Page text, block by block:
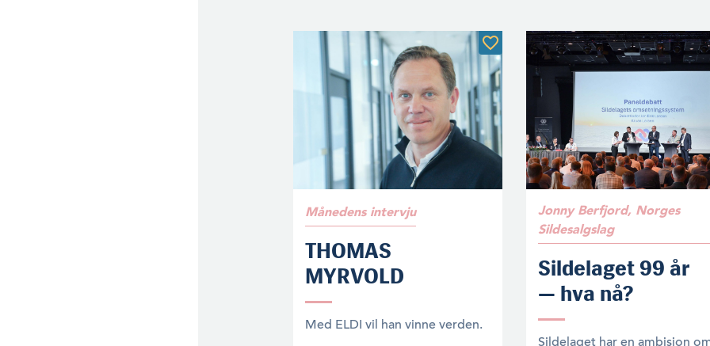
Månedens intervju
THOMAS
MYRVOLD
Med ELDI vil han vinne verden.
Jonny Berfjord, Norges
Sildesalgslag
Sildelaget 99 år
— hva nå?
Sildelaget har en ambisjon